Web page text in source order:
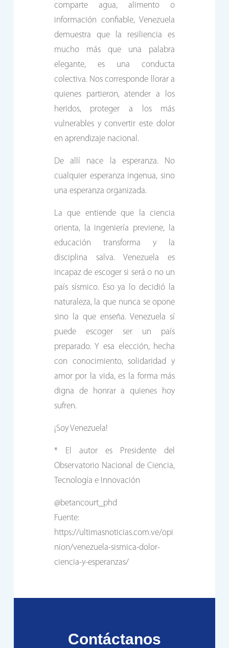
comparte agua, alimento o
información confiable, Venezuela
demuestra que la resiliencia es
mucho más que una palabra
elegante, es una conducta
colectiva. Nos corresponde llorar a
quienes partieron, atender a los
heridos, proteger a los más
vulnerables y convertir este dolor
en aprendizaje nacional.
De allí nace la esperanza. No
cualquier esperanza ingenua, sino
una esperanza organizada.
La que entiende que la ciencia
orienta, la ingeniería previene, la
educación transforma y la
disciplina salva. Venezuela es
incapaz de escoger si será o no un
país sísmico. Eso ya lo decidió la
naturaleza, la que nunca se opone
sino la que enseña. Venezuela sí
puede escoger ser un país
preparado. Y esa elección, hecha
con conocimiento, solidaridad y
amor por la vida, es la forma más
digna de honrar a quienes hoy
sufren.
¡Soy Venezuela!
* El autor es Presidente del
Observatorio Nacional de Ciencia,
Tecnología e Innovación
@betancourt_phd
Fuente:
https://ultimasnoticias.com.ve/opi
nion/venezuela-sismica-dolor-
ciencia-y-esperanzas/
Contáctanos